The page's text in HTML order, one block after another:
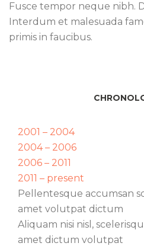
Fusce tempor neque nibh.
Interdum et malesuada
primis in faucibus.
2001 – 2004
2004 – 2006
2006 – 2011
2011 – present
Pellentesque accumsan
amet volutpat dictum
Aliquam nisi nisl,
amet dictum volutpat